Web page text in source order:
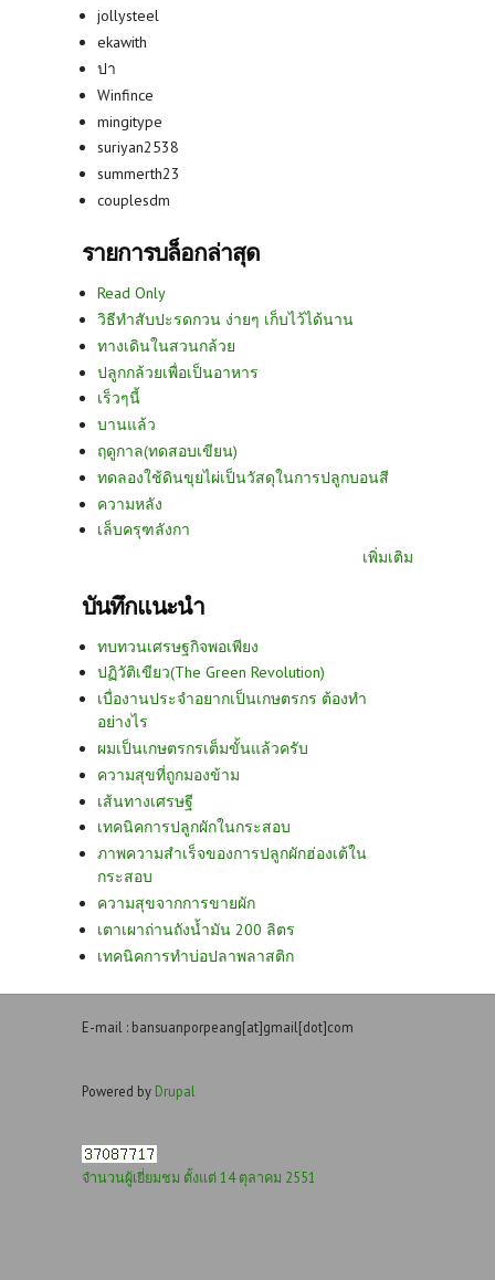
jollysteel
ekawith
ปา
Winfince
mingitype
suriyan2538
summerth23
couplesdm
รายการบล็อกล่าสุด
Read Only
วิธีทำสับปะรดกวน ง่ายๆ เก็บไว้ได้นาน
ทางเดินในสวนกล้วย
ปลูกกล้วยเพื่อเป็นอาหาร
เร็วๆนี้
บานแล้ว
ฤดูกาล(ทดสอบเขียน)
ทดลองใช้ดินขุยไผ่เป็นวัสดุในการปลูกบอนสี
ความหลัง
เล็บครุฑลังกา
เพิ่มเติม
บันทึกแนะนำ
ทบทวนเศรษฐกิจพอเพียง
ปฏิวัติเขียว(The Green Revolution)
เบื่องานประจำอยากเป็นเกษตรกร ต้องทำ
อย่างไร
ผมเป็นเกษตรกรเต็มขั้นแล้วครับ
ความสุขที่ถูกมองข้าม
เส้นทางเศรษฐี
เทคนิคการปลูกผักในกระสอบ
ภาพความสำเร็จของการปลูกผักฮ่องเต้ใน
กระสอบ
ความสุขจากการขายผัก
เตาเผาถ่านถังน้ำมัน 200 ลิตร
เทคนิคการทำบ่อปลาพลาสติก
E-mail : bansuanporpeang[at]gmail[dot]com
Powered by Drupal
จำนวนผู้เยี่ยมชม ตั้งแต่ 14 ตุลาคม 2551